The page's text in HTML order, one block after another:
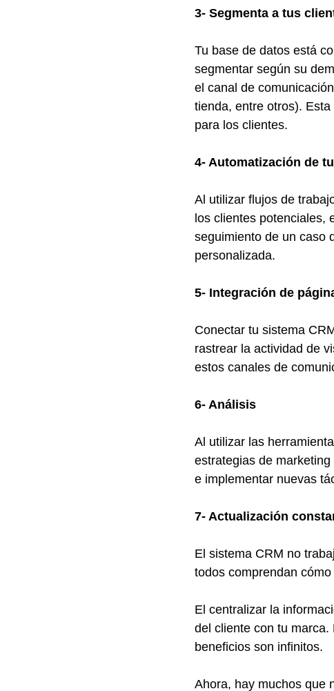
3- Segmenta a tus
Tu base de datos está
segmentar según su
el canal de
tienda, entre otros).
para los clientes.
4- Automatización de
Al utilizar flujos de
los clientes potenciales,
seguimiento de un caso
personalizada.
5- Integración de
Conectar tu sistema
rastrear la actividad de
estos canales de
6- Análisis
Al utilizar las
estrategias de
e implementar nuevas
7- Actualización
El sistema CRM no
todos comprendan
El centralizar la
del cliente con tu
beneficios son infinitos.
Ahora, hay muchos que